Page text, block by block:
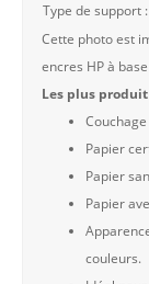
Type de support :
Cette photo est
encres HP à
Les plus
Papier
Papier
Papier
couleurs.